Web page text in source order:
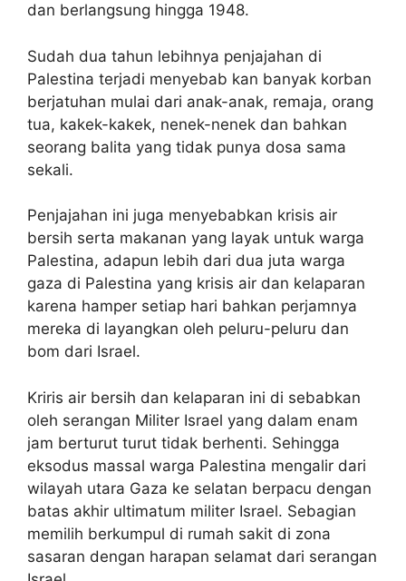
dan berlangsung hingga 1948.
Sudah dua tahun lebihnya penjajahan di
Palestina terjadi menyebab kan banyak korban
berjatuhan mulai dari anak-anak, remaja, orang
tua, kakek-kakek, nenek-nenek dan bahkan
seorang balita yang tidak punya dosa sama
sekali.
Penjajahan ini juga menyebabkan krisis air
bersih serta makanan yang layak untuk warga
Palestina, adapun lebih dari dua juta warga
gaza di Palestina yang krisis air dan kelaparan
karena hamper setiap hari bahkan perjamnya
mereka di layangkan oleh peluru-peluru dan
bom dari Israel.
Kriris air bersih dan kelaparan ini di sebabkan
oleh serangan Militer Israel yang dalam enam
jam berturut turut tidak berhenti. Sehingga
eksodus massal warga Palestina mengalir dari
wilayah utara Gaza ke selatan berpacu dengan
batas akhir ultimatum militer Israel. Sebagian
memilih berkumpul di rumah sakit di zona
sasaran dengan harapan selamat dari serangan